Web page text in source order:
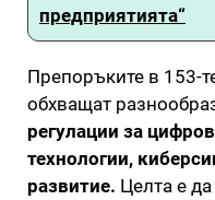
предприятията“
Препоръките в 153-
обхващат
регулации за
технологии,
развитие. Целта е